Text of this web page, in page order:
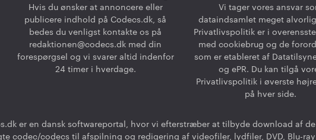
Hvis du ønsker at annoncere eller
publicere indhold på Codecs.dk, så
bedes du venligst kontakte os på
redaktionen@codecs.dk med din
forespørgsel og vi svarer altid indenfor
24 timer i hverdage.
Vi tager vores ansvar
dataindsamlet meget
Privatlivspolitik er i
med cookiebrug og de
som er etableret af
og ePR. Du kan tilgå
Privatlivspolitik i øverste
på hver side.
er en dansk softwareportal, hvor vi efterstræber at tilbyde download af
codec/codecs til afspilning og redigering af videofiler, lydfiler, DVD, Blu-